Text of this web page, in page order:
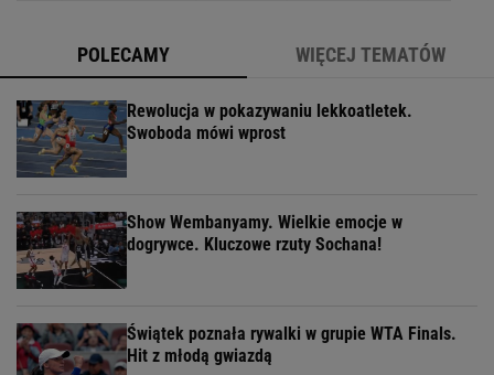
POLECAMY WIĘCEJ TEMATÓW
Rewolucja w pokazywaniu lekkoatletek.
Swoboda mówi wprost
Show Wembanyamy. Wielkie emocje w
dogrywce. Kluczowe rzuty Sochana!
Świątek poznała rywalki w grupie WTA Finals.
Hit z młodą gwiazdą